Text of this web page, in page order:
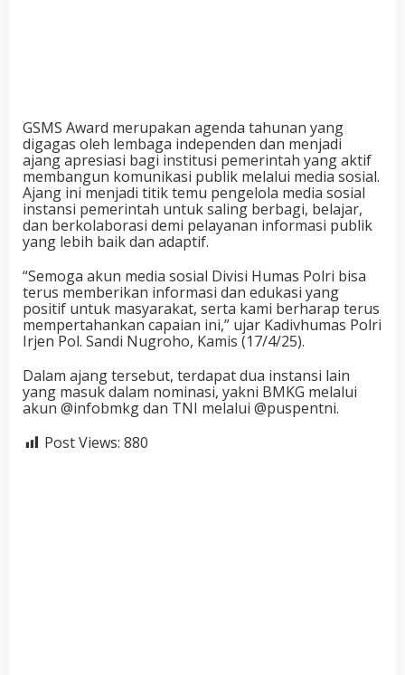
GSMS Award merupakan agenda tahunan yang
digagas oleh lembaga independen dan menjadi
ajang apresiasi bagi institusi pemerintah yang aktif
membangun komunikasi publik melalui media sosial.
Ajang ini menjadi titik temu pengelola media sosial
instansi pemerintah untuk saling berbagi, belajar,
dan berkolaborasi demi pelayanan informasi publik
yang lebih baik dan adaptif.
“Semoga akun media sosial Divisi Humas Polri bisa
terus memberikan informasi dan edukasi yang
positif untuk masyarakat, serta kami berharap terus
mempertahankan capaian ini,” ujar Kadivhumas Polri
Irjen Pol. Sandi Nugroho, Kamis (17/4/25).
Dalam ajang tersebut, terdapat dua instansi lain
yang masuk dalam nominasi, yakni BMKG melalui
akun @infobmkg dan TNI melalui @puspentni.
Post Views: 880